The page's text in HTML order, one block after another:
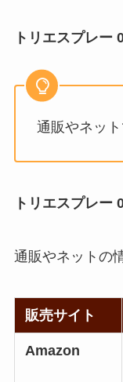
トリエスプレー
通販やネット
トリエスプレー
通販やネットの
販売サイト
Amazon